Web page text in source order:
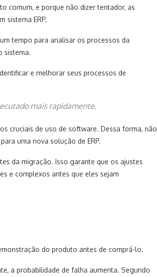
comum, e porque não dizer tentador, as
sistema ERP.
tempo para analisar os processos da
sistema.
e melhorar seus processos de
mais rapidamente.
cruciais de uso de software. Dessa forma, não
uma nova solução de ERP.
da migração. Isso garante que os ajustes
e complexos antes que eles sejam
do produto antes de comprá-lo.
a probabilidade de falha aumenta. Segundo